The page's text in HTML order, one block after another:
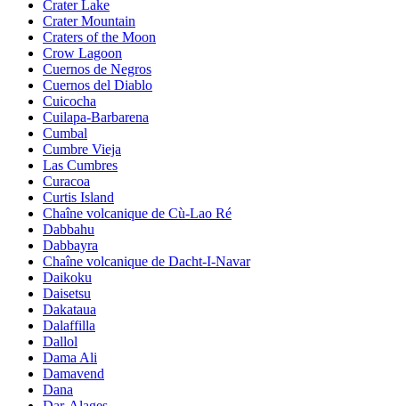
Crater Lake
Crater Mountain
Craters of the Moon
Crow Lagoon
Cuernos de Negros
Cuernos del Diablo
Cuicocha
Cuilapa-Barbarena
Cumbal
Cumbre Vieja
Las Cumbres
Curacoa
Curtis Island
Chaîne volcanique de Cù-Lao Ré
Dabbahu
Dabbayra
Chaîne volcanique de Dacht-I-Navar
Daikoku
Daisetsu
Dakataua
Dalaffilla
Dallol
Dama Ali
Damavend
Dana